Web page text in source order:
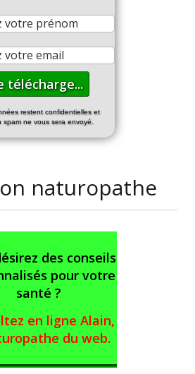
restent confidentielles et
spam ne vous sera envoyé.
naturopathe
des conseils
pour votre
santé ?
en ligne Alain,
du web.